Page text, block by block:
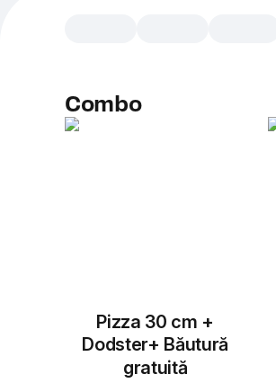
Combo
Pizza 30 cm +
Dodster+ Băutură
gratuită